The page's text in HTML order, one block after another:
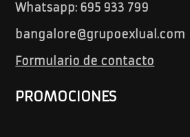
Whatsapp: 695 933 799
bangalore@grupoexlual.com
Formulario de contacto
PROMOCIONES